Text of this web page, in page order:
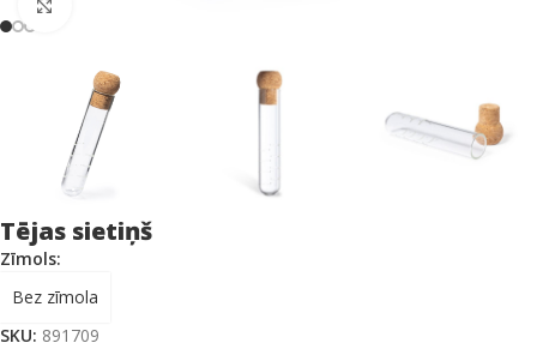
Tējas sietiņš
Zīmols:
Bez zīmola
SKU: 891709